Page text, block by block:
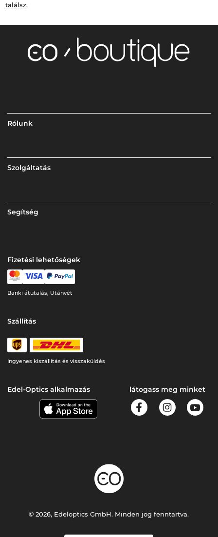
találsz.
Rólunk
Szolgáltatás
Segítség
Fizetési lehetőségek
Banki átutalás, Utánvét
Szállítás
Ingyenes kiszállítás és visszaküldés
Edel-Optics alkalmazás látogass meg minket
© 2026, Edeloptics GmbH. Minden jog fenntartva.